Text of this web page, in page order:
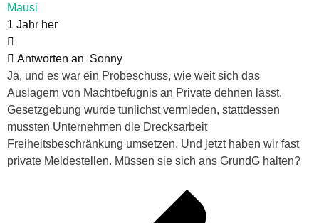
Mausi
1 Jahr her
Antworten an Sonny
Ja, und es war ein Probeschuss, wie weit sich das
Auslagern von Machtbefugnis an Private dehnen lässt.
Gesetzgebung wurde tunlichst vermieden, stattdessen
mussten Unternehmen die Drecksarbeit
Freiheitsbeschränkung umsetzen. Und jetzt haben wir fast
private Meldestellen. Müssen sie sich ans GrundG halten?